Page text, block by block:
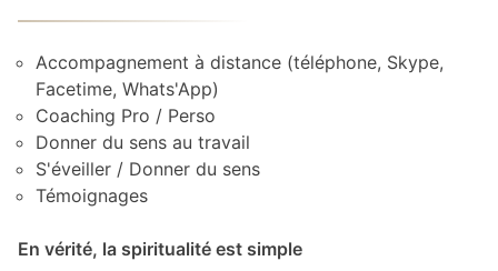
Accompagnement à distance (téléphone, Skype,
Facetime, Whats'App)
Coaching Pro / Perso
Donner du sens au travail
S'éveiller / Donner du sens
Témoignages
En vérité, la spiritualité est simple